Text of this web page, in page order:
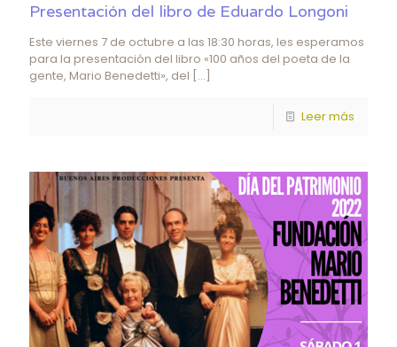
Presentación del libro de Eduardo Longoni
Este viernes 7 de octubre a las 18:30 horas, les esperamos
para la presentación del libro «100 años del poeta de la
gente, Mario Benedetti», del […]
Leer más